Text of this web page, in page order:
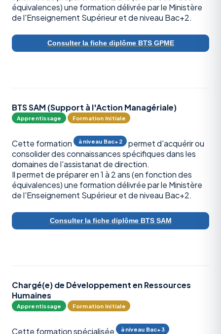
équivalences) une formation délivrée par le Ministère
de l'Enseignement Supérieur et de niveau Bac+2.
Consulter la fiche diplôme BTS GPME
BTS SAM (Support à l'Action Managériale)
Apprentissage Formation Initiale
Cette formation à niveau Bac+2
permet d'acquérir ou
consolider des connaissances spécifiques dans les
domaines de l'assistanat de direction.
Il permet de préparer en 1 à 2 ans (en fonction des
équivalences) une formation délivrée par le Ministère
de l'Enseignement Supérieur et de niveau Bac+2.
Consulter la fiche diplôme BTS SAM
Chargé(e) de Développement en Ressources
Humaines
Apprentissage Formation Initiale
Cette formation spécialisée à niveau Bac+3